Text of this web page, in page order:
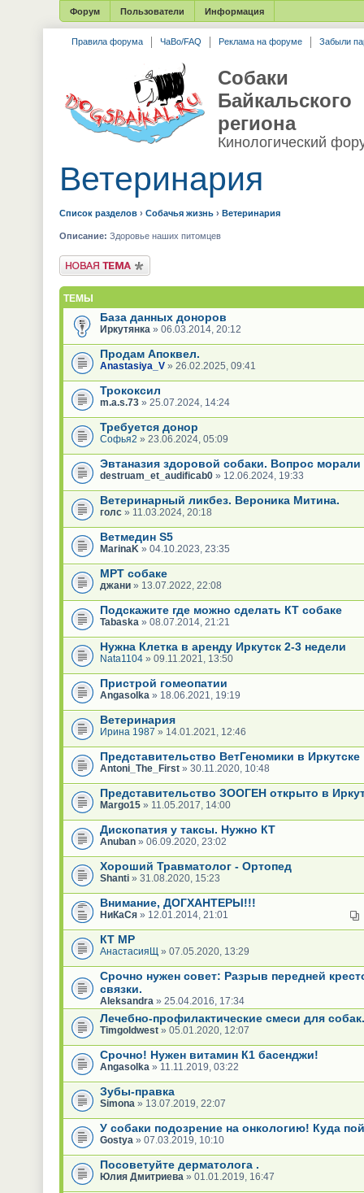
Форум Пользователи Информация
Правила форума ЧаВо/FAQ Реклама на форуме Забыли
Собаки
Байкальского
региона
Кинологический
Ветеринария
Список разделов › Собачья жизнь › Ветеринария
Описание: Здоровье наших питомцев
Новая тема
ТЕМЫ
База данных доноров
Иркутянка » 06.03.2014, 20:12
Продам Апоквел.
Anastasiya_V» 26.02.2025, 09:41
Трококсил
m.a.s.73» 25.07.2024, 14:24
Требуется донор
Софья2 » 23.06.2024, 05:09
Эвтаназия здоровой собаки. Вопрос морали
destruam_et_audificab0» 12.06.2024, 19:33
Ветеринарный ликбез. Вероника Митина.
голс» 11.03.2024, 20:18
Ветмедин S5
MarinaK » 04.10.2023, 23:35
МРТ собаке
джани» 13.07.2022, 22:08
Подскажите где можно сделать КТ собаке
Tabaska » 08.07.2014, 21:21
Нужна Клетка в аренду Иркутск 2-3 недели
Nata1104» 09.11.2021, 13:50
Пристрой гомеопатии
Angasolka » 18.06.2021, 19:19
Ветеринария
Ирина 1987 » 14.01.2021, 12:46
Представительство ВетГеномики в Иркутске
Antoni_The_First» 30.11.2020, 10:48
Представительство ЗООГЕН открыто в
Margo15» 11.05.2017, 14:00
Дископатия у таксы. Нужно КТ
Anuban» 06.09.2020, 23:02
Хороший Травматолог - Ортопед
Shanti» 31.08.2020, 15:23
Внимание, ДОГХАНТЕРЫ!!!
НиКаСя» 12.01.2014, 21:01
КТ МР
АнастасияЩ » 07.05.2020, 13:29
Срочно нужен совет: Разрыв передней
связки.
Aleksandra » 25.04.2016, 17:34
Лечебно-профилактические смеси для собак.
Timgoldwest» 05.01.2020, 12:07
Срочно! Нужен витамин К1 басенджи!
Angasolka » 11.11.2019, 03:22
Зубы-правка
Simona » 13.07.2019, 22:07
У собаки подозрение на онкологию! Куда
Gostya » 07.03.2019, 10:10
Посоветуйте дерматолога .
Юлия Дмитриева » 01.01.2019, 16:47